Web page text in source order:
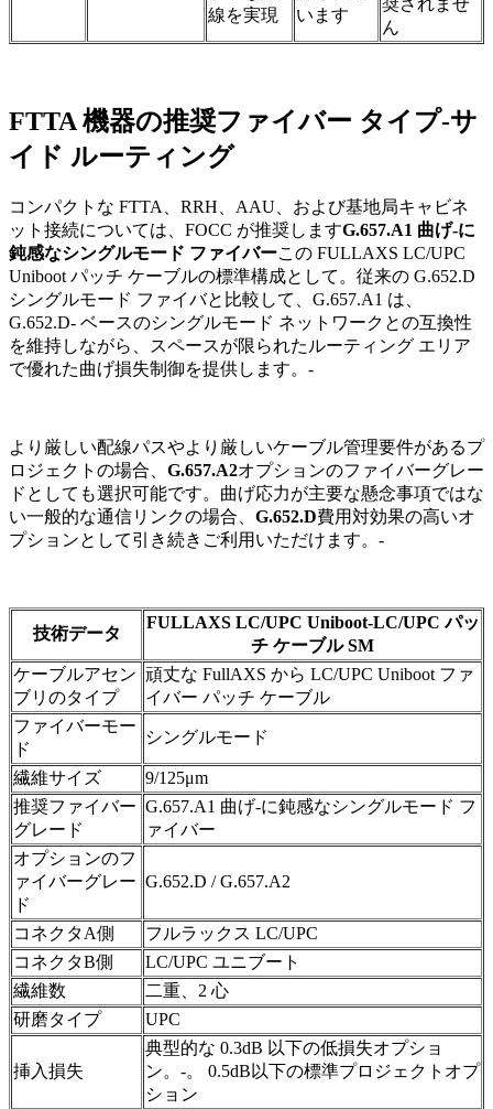
線を実現
います
奨されませ
ん
FTTA 機器の推奨ファイバー タイプ-サ
イド ルーティング
コンパクトな FTTA、RRH、AAU、および基地局キャビネ
ット接続については、FOCC が推奨しますG.657.A1 曲げ-に
鈍感なシングルモード ファイバーこの FULLAXS LC/UPC
Uniboot パッチ ケーブルの標準構成として。従来の G.652.D
シングルモード ファイバと比較して、G.657.A1 は、
G.652.D- ベースのシングルモード ネットワークとの互換性
を維持しながら、スペースが限られたルーティング エリア
で優れた曲げ損失制御を提供します。-
より厳しい配線パスやより厳しいケーブル管理要件があるプ
ロジェクトの場合、 G.657.A2オプションのファイバーグレー
ドとしても選択可能です。曲げ応力が主要な懸念事項ではな
い一般的な通信リンクの場合、 G.652.D費用対効果の高いオ
プションとして引き続きご利用いただけます。-
技術データ
FULLAXS LC/UPC Uniboot-LC/UPC パッ
チ ケーブル SM
ケーブルアセン
ブリのタイプ
頑丈な FullAXS から LC/UPC Uniboot ファ
イバー パッチ ケーブル
ファイバーモー
ド
シングルモード
繊維サイズ
9/125μm
推奨ファイバー
グレード
G.657.A1 曲げ-に鈍感なシングルモード フ
ァイバー
オプションのフ
ァイバーグレー
ド
G.652.D / G.657.A2
コネクタA側
フルラックス LC/UPC
コネクタB側
LC/UPC ユニブート
繊維数
二重、2 心
研磨タイプ
UPC
挿入損失
典型的な 0.3dB 以下の低損失オプショ
ン。-。 0.5dB以下の標準プロジェクトオプ
ション